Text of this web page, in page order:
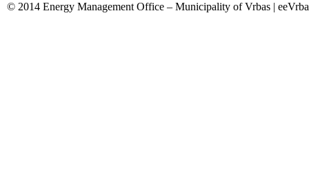
© 2014 Energy Management Office – Municipality of Vrbas |